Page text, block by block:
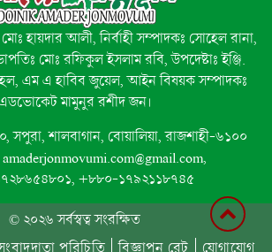
তিন দশকের সাংবাদিকতার অবসান :
সলঙ্গার সাংবাদিক সাহেদ আলীর চিরবিদায়
জুলাই গণ অভ্যুত্থান দিবসে রাজশাহীতে
জামায়াতে ইসলামীর মিছিল ও গণসমাবেশ
ইসলামপুরে শত্রুতার জেরে কুয়েত
হায়দার আলী, নির্বাহী সম্পাদকঃ সোহেল রানা,
মোঃ রফিকুল ইসলাম রবি, উপদেষ্টাঃ ইঞ্জি.
এম এ হাবিব জুয়েল, আইন বিষয়ক সম্পাদকঃ
মামুনুর রশীদ জন।
সপুরা, শালবাগান, বোয়ালিয়া, রাজশাহী-৬১০০
+৮৮০-১৭৯২১১৮৭৪৫
© ২০২৬ সর্বস্বত্ব সংরক্ষিত
পরিচিতি বিজ্ঞাপন রেট যোগাযোগ